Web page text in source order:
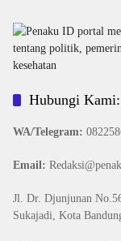
Hubungi Kami:
WA/Telegram:
Email:
Jl. Dr. Djunjunan
Sukajadi, Kota